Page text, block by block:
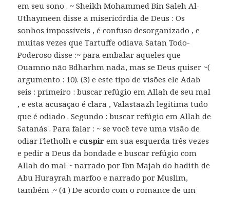
em seu sono . ~ Sheikh Mohammed Bin Saleh Al-
Uthaymeen disse a misericórdia de Deus : Os
sonhos impossíveis , é confuso desorganizado , e
muitas vezes que Tartuffe odiava Satan Todo-
Poderoso disse :~ para embalar aqueles que
Ouamno não Bdharhm nada, mas se Deus quiser ~(
argumento : 10). (3) e este tipo de visões ele Adab
seis : primeiro : buscar refúgio em Allah de seu mal
, e esta acusação é clara , Valastaazh legitima tudo
que é odiado . Segundo : buscar refúgio em Allah de
Satanás . Para falar : ~ se você teve uma visão de
odiar Fletholh e cuspir em sua esquerda três vezes
e pedir a Deus da bondade e buscar refúgio com
Allah do mal ~ narrado por Ibn Majah do hadith de
Abu Hurayrah marfoo e narrado por Muslim,
também .~ (4 ) De acordo com o romance de um